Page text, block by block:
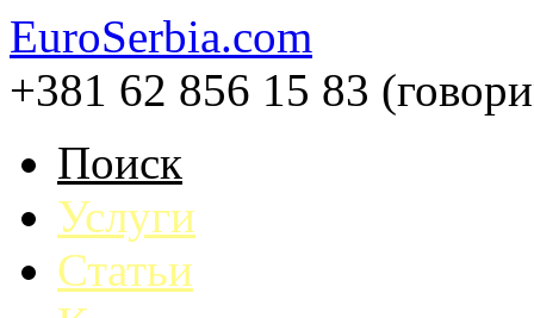
EuroSerbia.com
+381 62 856 15 83
Поиск
Услуги
Статьи